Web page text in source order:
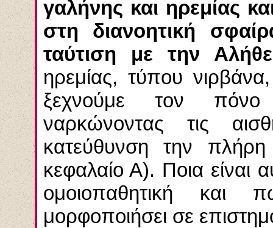
γαλήνης και ηρεμίας
στη διανοητική
ταύτιση με την
ηρεμίας, τύπου
ξεχνούμε τον πόνο
ναρκώνοντας τις
κατεύθυνση την
κεφαλαίο Α). Ποια είναι
ομοιοπαθητική
μορφοποιήσει σε